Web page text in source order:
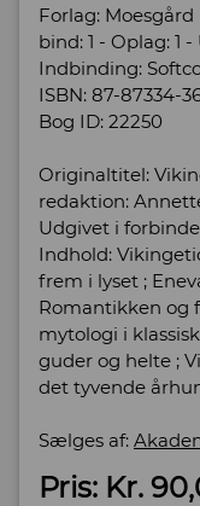
Forlag:
bind: 1 - Oplag: 1 -
Indbinding:
ISBN: 87-87334-
Bog ID: 22250
Originaltitel:
redaktion:
Udgivet i
Indhold:
frem i lyset ;
Romantikken og
mytologi i
guder og helte ;
det tyvende
Sælges af:
Pris: Kr.